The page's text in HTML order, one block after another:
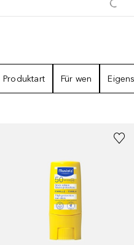
Produktart Für wen